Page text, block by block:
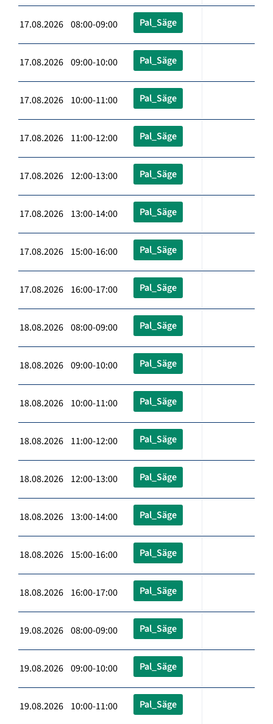
17.08.2026 08:00-09:00 Pal_Säge
17.08.2026 09:00-10:00 Pal_Säge
17.08.2026 10:00-11:00 Pal_Säge
17.08.2026 11:00-12:00 Pal_Säge
17.08.2026 12:00-13:00 Pal_Säge
17.08.2026 13:00-14:00 Pal_Säge
17.08.2026 15:00-16:00 Pal_Säge
17.08.2026 16:00-17:00 Pal_Säge
18.08.2026 08:00-09:00 Pal_Säge
18.08.2026 09:00-10:00 Pal_Säge
18.08.2026 10:00-11:00 Pal_Säge
18.08.2026 11:00-12:00 Pal_Säge
18.08.2026 12:00-13:00 Pal_Säge
18.08.2026 13:00-14:00 Pal_Säge
18.08.2026 15:00-16:00 Pal_Säge
18.08.2026 16:00-17:00 Pal_Säge
19.08.2026 08:00-09:00 Pal_Säge
19.08.2026 09:00-10:00 Pal_Säge
19.08.2026 10:00-11:00 Pal_Säge